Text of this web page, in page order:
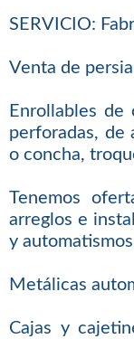
SERVICIO:
Venta de
Enrollables de
perforadas, de
o concha,
Tenemos
arreglos e
y
Metálicas
Cajas y